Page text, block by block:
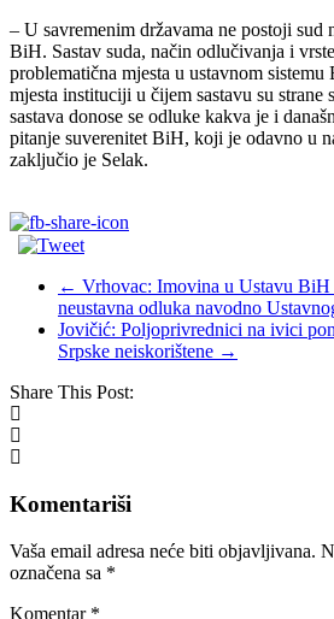
– U savremenim državama ne postoji sud
BiH. Sastav suda, način odlučivanja i
problematična mjesta u ustavnom
mjesta instituciji u čijem sastavu su strane
sastava donose se odluke kakva je i
pitanje suverenitet BiH, koji je odavno u
zaključio je Selak.
← Vrhovac: Imovina u Ustavu BiH
neustavna odluka navodno
Jovičić: Poljoprivrednici na ivici
Srpske neiskorištene →
Share This Post:
Komentariši
Vaša email adresa neće biti objavljivana.
označena sa *
Komentar *